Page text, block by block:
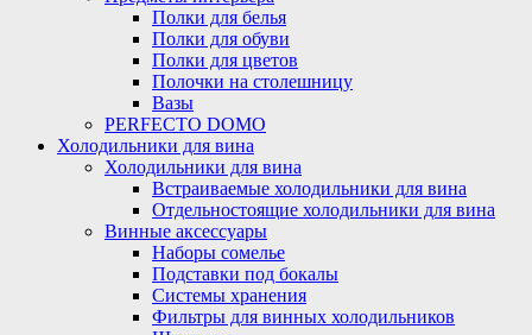
Полки для белья
Полки для обуви
Полки для цветов
Полочки на столешницу
Вазы
PERFECTO DOMO
Холодильники для вина
Холодильники для вина
Встраиваемые холодильники для вина
Отдельностоящие холодильники для вина
Винные аксессуары
Наборы сомелье
Подставки под бокалы
Системы хранения
Фильтры для винных холодильников